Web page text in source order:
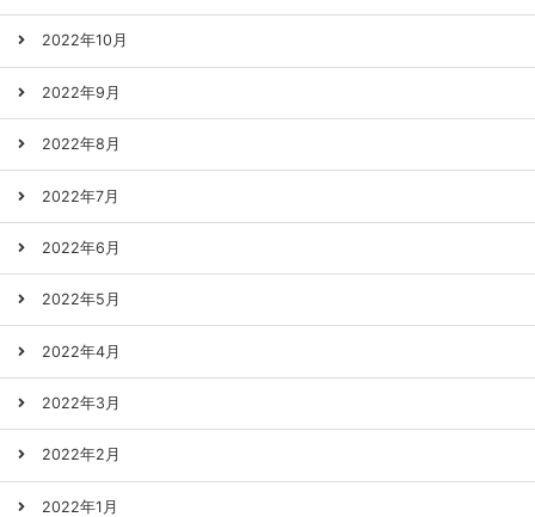
2022年10月
2022年9月
2022年8月
2022年7月
2022年6月
2022年5月
2022年4月
2022年3月
2022年2月
2022年1月